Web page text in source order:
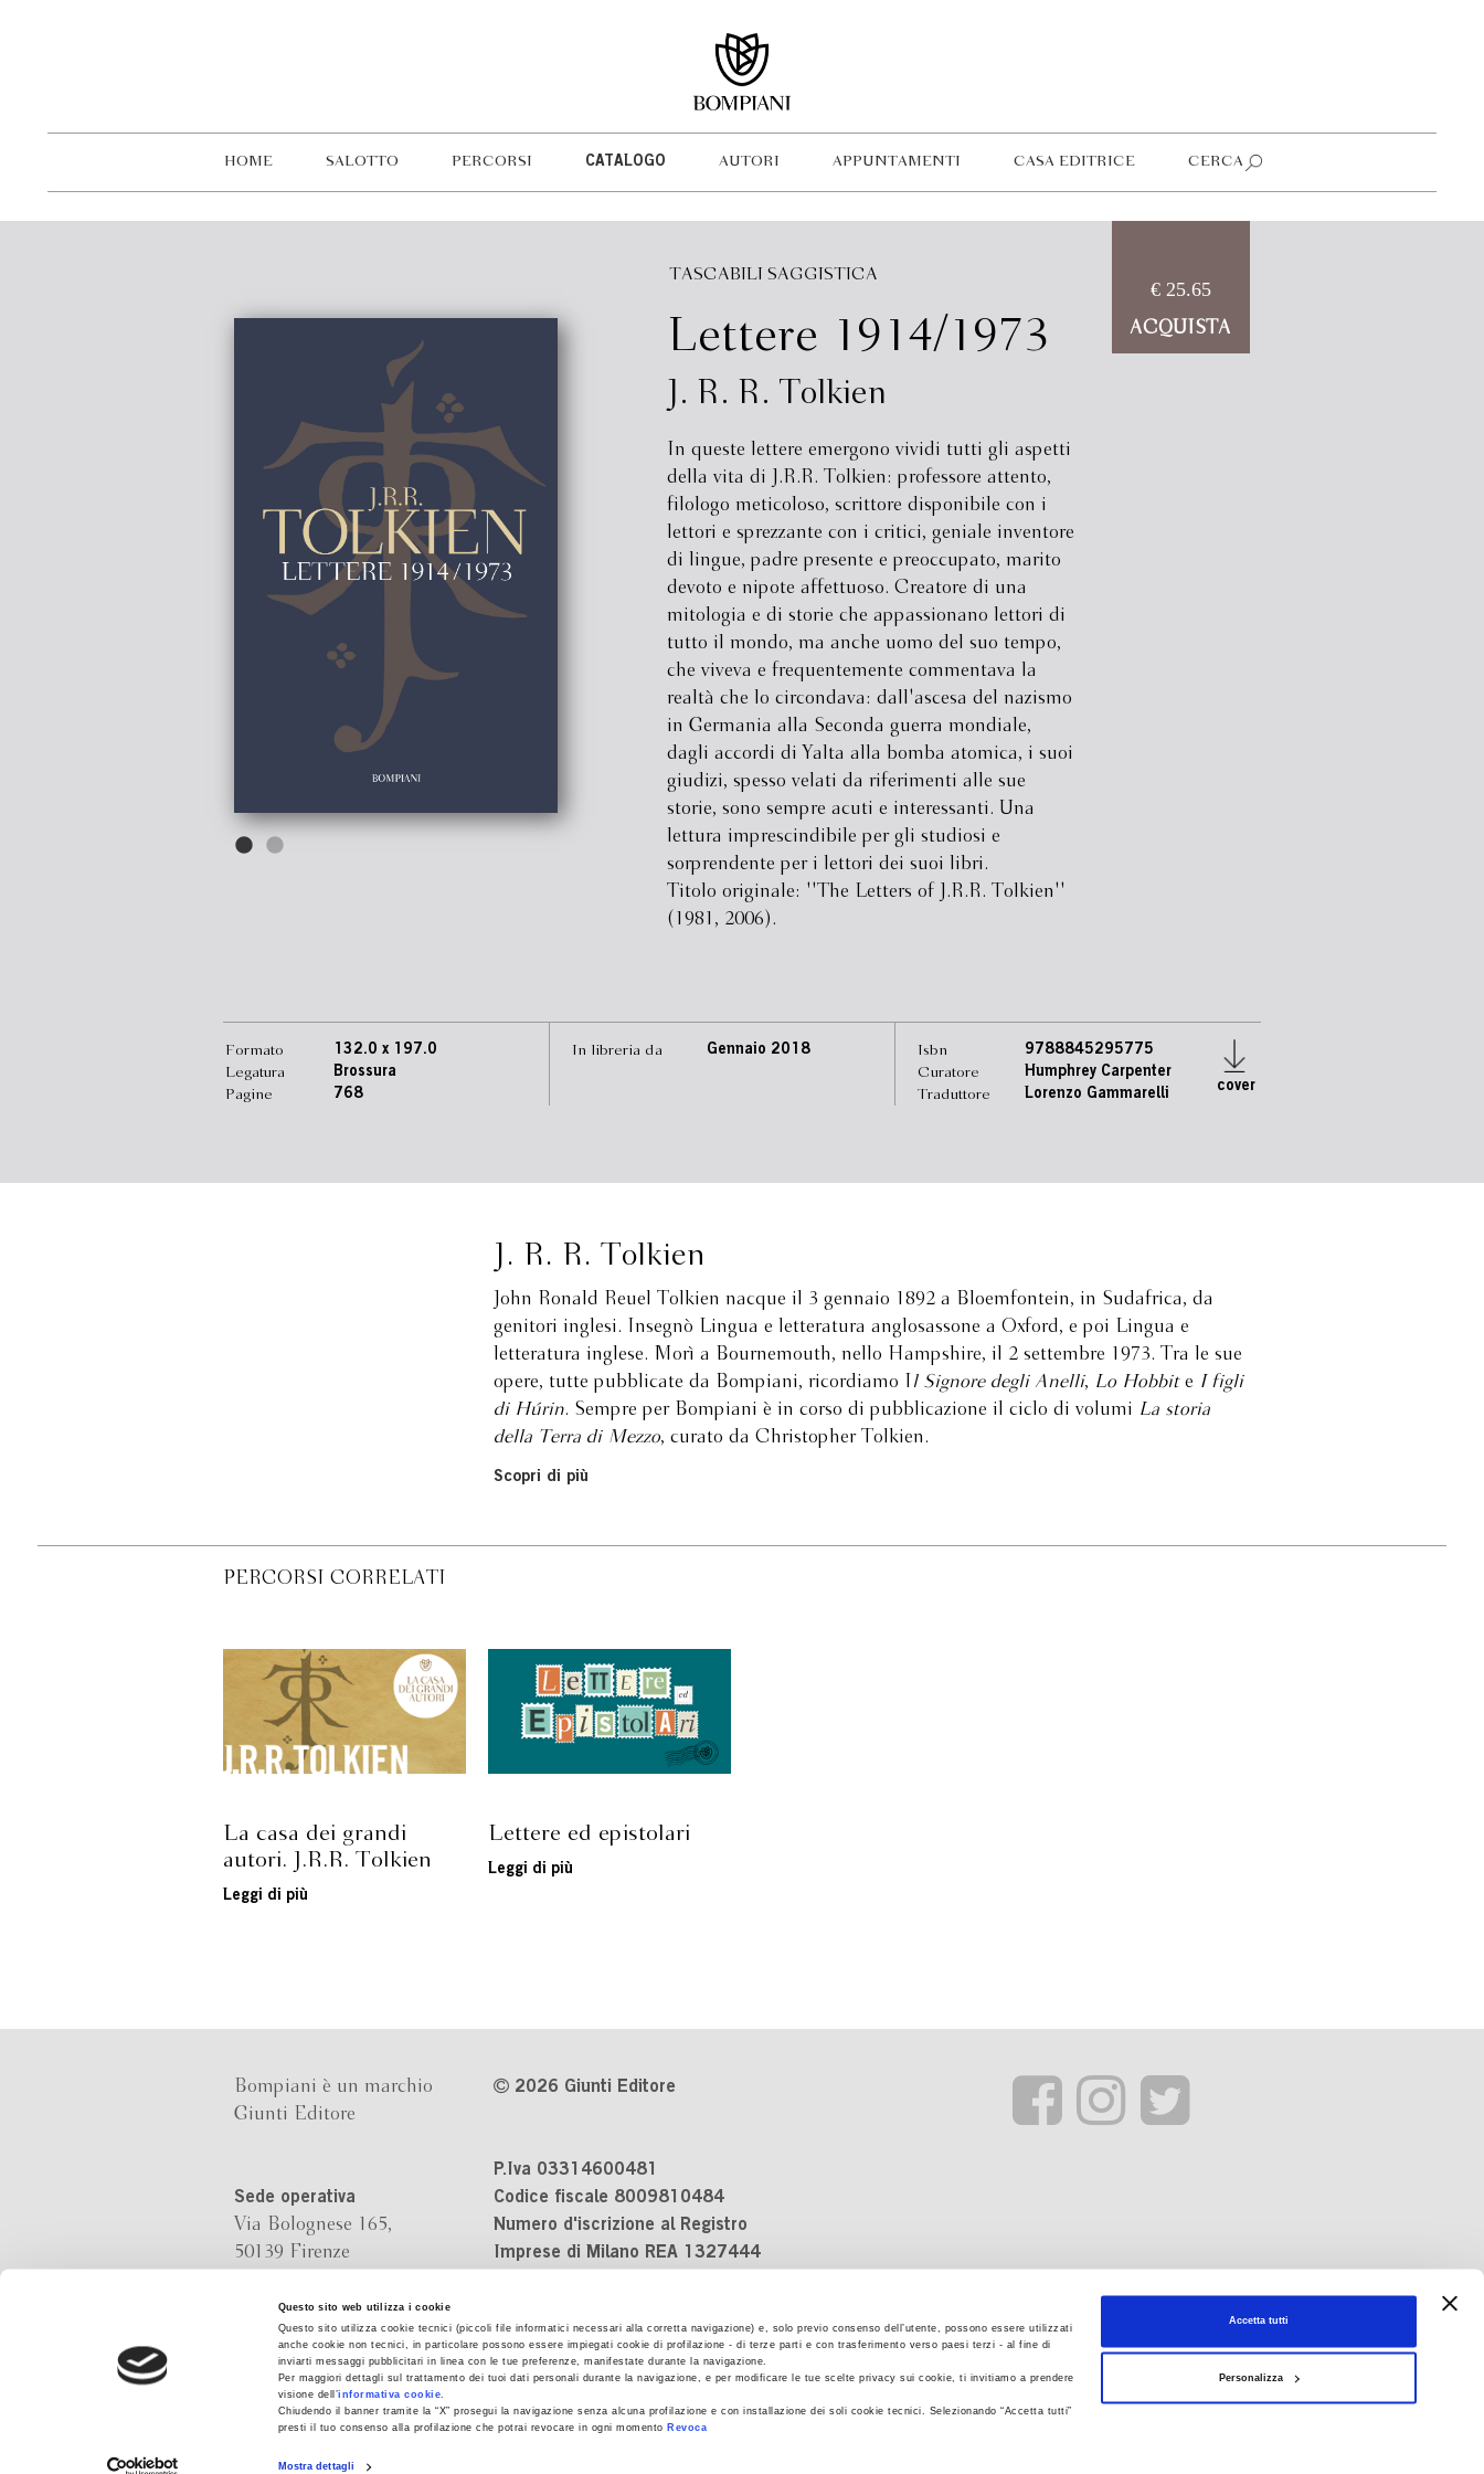
Questo sito web utilizza i cookie
Questo sito utilizza cookie tecnici (piccoli file informatici necessari alla corretta navigazione) e, solo previo consenso dell’utente, possono essere utilizzati
anche cookie non tecnici, in particolare possono essere impiegati cookie di profilazione - di terze parti e con trasferimento verso paesi terzi - al fine di
inviarti messaggi pubblicitari in linea con le tue preferenze, manifestate durante la navigazione.
Per maggiori dettagli sul trattamento dei tuoi dati personali durante la navigazione, e per modificare le tue scelte privacy sui cookie, ti invitiamo a prendere
visione dell’informativa cookie.
Chiudendo il banner tramite la “X” prosegui la navigazione senza alcuna profilazione e con installazione dei soli cookie tecnici. Selezionando “Accetta tutti”
presti il tuo consenso alla profilazione che potrai revocare in ogni momento Revoca
Mostra dettagli
Accetta tutti
Personalizza
HOME SALOTTO PERCORSI CATALOGO AUTORI APPUNTAMENTI CASA EDITRICE CERCA
TASCABILI SAGGISTICA
Lettere 1914/1973
J. R. R. Tolkien
In queste lettere emergono vividi tutti gli aspetti
della vita di J.R.R. Tolkien: professore attento,
filologo meticoloso, scrittore disponibile con i
lettori e sprezzante con i critici, geniale inventore
di lingue, padre presente e preoccupato, marito
devoto e nipote affettuoso. Creatore di una
mitologia e di storie che appassionano lettori di
tutto il mondo, ma anche uomo del suo tempo,
che viveva e frequentemente commentava la
realtà che lo circondava: dall'ascesa del nazismo
in Germania alla Seconda guerra mondiale,
dagli accordi di Yalta alla bomba atomica, i suoi
giudizi, spesso velati da riferimenti alle sue
storie, sono sempre acuti e interessanti. Una
lettura imprescindibile per gli studiosi e
sorprendente per i lettori dei suoi libri.
Titolo originale: ''The Letters of J.R.R. Tolkien''
(1981, 2006).
€ 25.65
ACQUISTA
Formato
Legatura
Pagine
132.0 x 197.0
Brossura
768
In libreria da Gennaio 2018
Isbn
Curatore
Traduttore
9788845295775
Humphrey Carpenter
Lorenzo Gammarelli
cover
J. R. R. Tolkien
John Ronald Reuel Tolkien nacque il 3 gennaio 1892 a Bloemfontein, in Sudafrica, da
genitori inglesi. Insegnò Lingua e letteratura anglosassone a Oxford, e poi Lingua e
letteratura inglese. Morì a Bournemouth, nello Hampshire, il 2 settembre 1973. Tra le sue
opere, tutte pubblicate da Bompiani, ricordiamo I
l Signore degli Anelli, Lo Hobbite I figli
di Húrin. Sempre per Bompiani è in corso di pubblicazione il ciclo di volumi La storia
della Terra di Mezzo, curato da Christopher Tolkien.
Scopri di più
PERCORSI CORRELATI
La casa dei grandi
autori. J.R.R. Tolkien
Leggi di più
Lettere ed epistolari
Leggi di più
Bompiani è un marchio
Giunti Editore
Sede operativa
Via Bolognese 165,
50139 Firenze
Sede legale
Via G.B.Pirelli 30,
20124 Milano
2026 Giunti Editore
P.Iva 03314600481
Codice fiscale 8009810484
Numero d'iscrizione al Registro
Imprese di Milano REA 1327444
Cookie Policy
Contatti